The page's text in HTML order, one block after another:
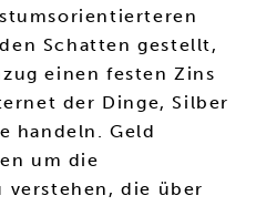
Schatten gestellt,
einen festen Zins
der Dinge, Silber
handeln. Geld
um die
verstehen, die über